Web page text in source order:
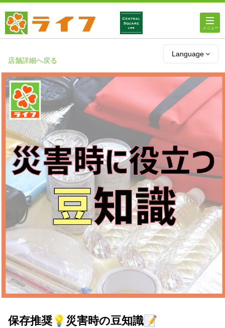
Language
店舗・チラシ情報
ライフのオンラインストア
ライフネットスーパー
企業情報
IR情報
採用情報
お問い合わせ
Contact us in English
店舗詳細へ戻る
保存推奨💡災害時の豆知識📝